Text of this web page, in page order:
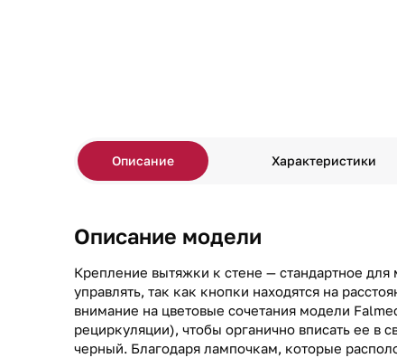
Описание Характеристики
Описание модели
Крепление вытяжки к стене — стандартное
управлять, так как кнопки находятся на
внимание на цветовые сочетания модели
рециркуляции), чтобы органично вписать ее в
черный. Благодаря лампочкам, которые